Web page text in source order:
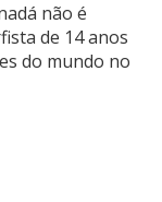
não é
de 14 anos
do mundo no